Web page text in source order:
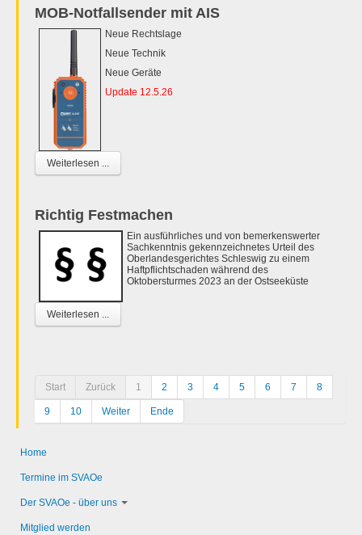
MOB-Notfallsender mit AIS
Neue Rechtslage
Neue Technik
Neue Geräte
Update 12.5.26
Weiterlesen ...
Richtig Festmachen
Ein ausführliches und von bemerkenswerter
Sachkenntnis gekennzeichnetes Urteil des
Oberlandesgerichtes Schleswig zu einem
Haftpflichtschaden während des
Oktobersturmes 2023 an der Ostseeküste
Weiterlesen ...
Start Zurück 1 2 3 4 5 6 7 8
9 10 Weiter Ende
Home
Termine im SVAOe
Der SVAOe - über uns
Mitglied werden